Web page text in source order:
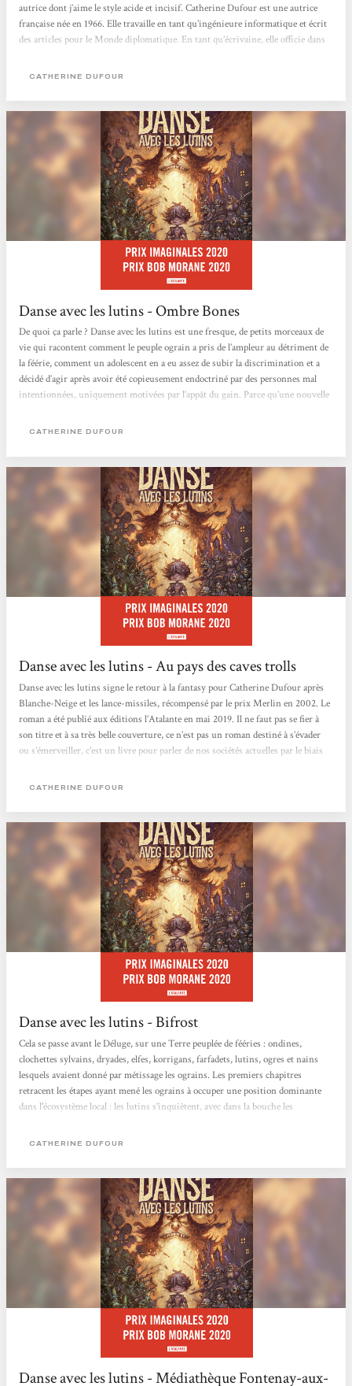
autrice dont j’aime le style acide et incisif. Catherine Dufour est une autrice
française née en 1966. Elle travaille en tant qu’ingénieure informatique et écrit
des articles pour le Monde diplomatique. En tant qu’écrivaine, elle officie dans
2009) et plus récemment Entends la nuit (2018) et Danse avec les lutins (2019),
avec Le...
CATHERINE DUFOUR
Danse avec les lutins - Ombre Bones
De quoi ça parle ? Danse avec les lutins est une fresque, de petits morceaux de
vie qui racontent comment le peuple ograin a pris de l’ampleur au détriment de
la féérie, comment un adolescent en a eu assez de subir la discrimination et a
décidé d’agir après avoir été copieusement endoctriné par des personnes mal
intentionnées, uniquement motivées par l’appât du gain. Parce qu’une nouvelle
Une métaphore à grande échelle. Le roman couvre une large période...
CATHERINE DUFOUR
Danse avec les lutins - Au pays des caves trolls
Danse avec les lutins signe le retour à la fantasy pour Catherine Dufour après
Blanche-Neige et les lance-missiles, récompensé par le prix Merlin en 2002. Le
roman a été publié aux éditions l’Atalante en mai 2019. Il ne faut pas se fier à
son titre et à sa très belle couverture, ce n’est pas un roman destiné à s’évader
ou s’émerveiller, c’est un livre pour parler de nos sociétés actuelles par le biais
Dieu. De très nombreuses créatures...
CATHERINE DUFOUR
Danse avec les lutins - Bifrost
Cela se passe avant le Déluge, sur une Terre peuplée de fééries : ondines,
clochettes sylvains, dryades, elfes, korrigans, farfadets, lutins, ogres et nains
lesquels avaient donné par métissage les ograins. Les premiers chapitres
retracent les étapes ayant mené les ograins à occuper une position dominante
dans l'écosystème local : les lutins s'inquiètent, avec dans la bouche les
disparition des champignons, même des non comestibles dans lesquels ils ont
CATHERINE DUFOUR
Danse avec les lutins - Médiathèque Fontenay-aux-